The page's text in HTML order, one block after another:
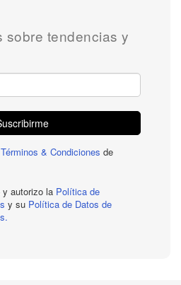
sobre tendencias y
Términos & Condiciones de
y autorizo la Política de
y su Política de Datos de